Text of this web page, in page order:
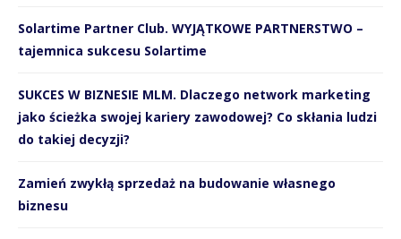
Solartime Partner Club. WYJĄTKOWE PARTNERSTWO –
tajemnica sukcesu Solartime
SUKCES W BIZNESIE MLM. Dlaczego network marketing
jako ścieżka swojej kariery zawodowej? Co skłania ludzi
do takiej decyzji?
Zamień zwykłą sprzedaż na budowanie własnego
biznesu